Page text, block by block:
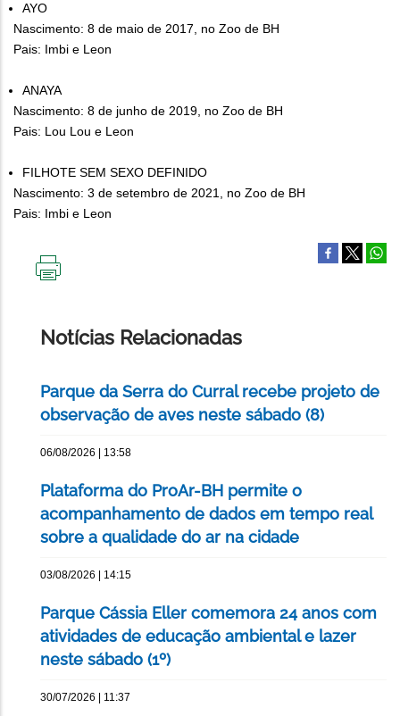
AYO
Nascimento: 8 de maio de 2017, no Zoo de BH
Pais: Imbi e Leon
ANAYA
Nascimento: 8 de junho de 2019, no Zoo de BH
Pais: Lou Lou e Leon
FILHOTE SEM SEXO DEFINIDO
Nascimento: 3 de setembro de 2021, no Zoo de BH
Pais: Imbi e Leon
Notícias Relacionadas
Parque da Serra do Curral recebe projeto de
observação de aves neste sábado (8)
06/08/2026 | 13:58
Plataforma do ProAr-BH permite o
acompanhamento de dados em tempo real
sobre a qualidade do ar na cidade
03/08/2026 | 14:15
Parque Cássia Eller comemora 24 anos com
atividades de educação ambiental e lazer
neste sábado (1º)
30/07/2026 | 11:37